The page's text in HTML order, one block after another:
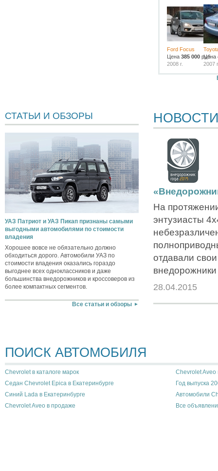
Ford Focus
Цена 385 000 руб.
2008 г.
Цена
2007
СТАТЬИ И ОБЗОРЫ
УАЗ Патриот и УАЗ Пикап признаны самыми
выгодными автомобилями по стоимости
владения
Хорошее вовсе не обязательно должно
обходиться дорого. Автомобили УАЗ по
стоимости владения оказались гораздо
выгоднее всех одноклассников и даже
большинства внедорожников и кроссоверов из
более компактных сегментов.
Все статьи и обзоры
НОВОСТИ
На
энтузиасты
отдавали
28.04.2015
ПОИСК АВТОМОБИЛЯ
Chevrolet в каталоге марок
Chevrolet Aveo
Седан Chevrolet Epica в Екатеринбурге
Год выпуска
Синий Lada в Екатеринбурге
Автомобили
Chevrolet Aveo в продаже
Все